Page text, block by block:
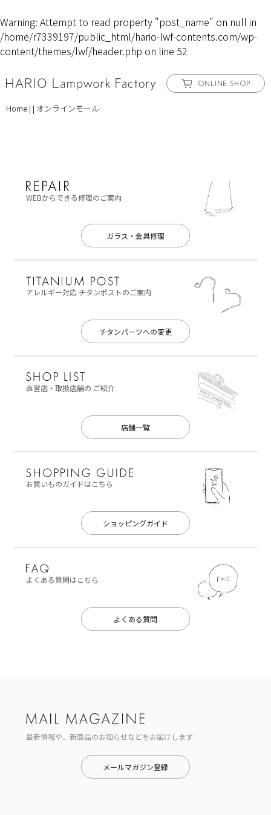
Warning: Attempt to read property "post_name" on null in
/home/r7339197/public_html/hario-lwf-contents.com/wp-
content/themes/lwf/header.php on line 52
ONLINE SHOP
Home | | オンラインモール
WEBからできる修理のご案内
ガラス・金具修理
アレルギー対応チタンポストのご案内
チタンパーツへの変更
直営店・取扱店舗の ご紹介
店舗一覧
お買いものガイドはこちら
ショッピングガイド
よくある質問はこちら
よくある質問
最新情報や、新商品のお知らせなどをお届けします
メールマガジン登録